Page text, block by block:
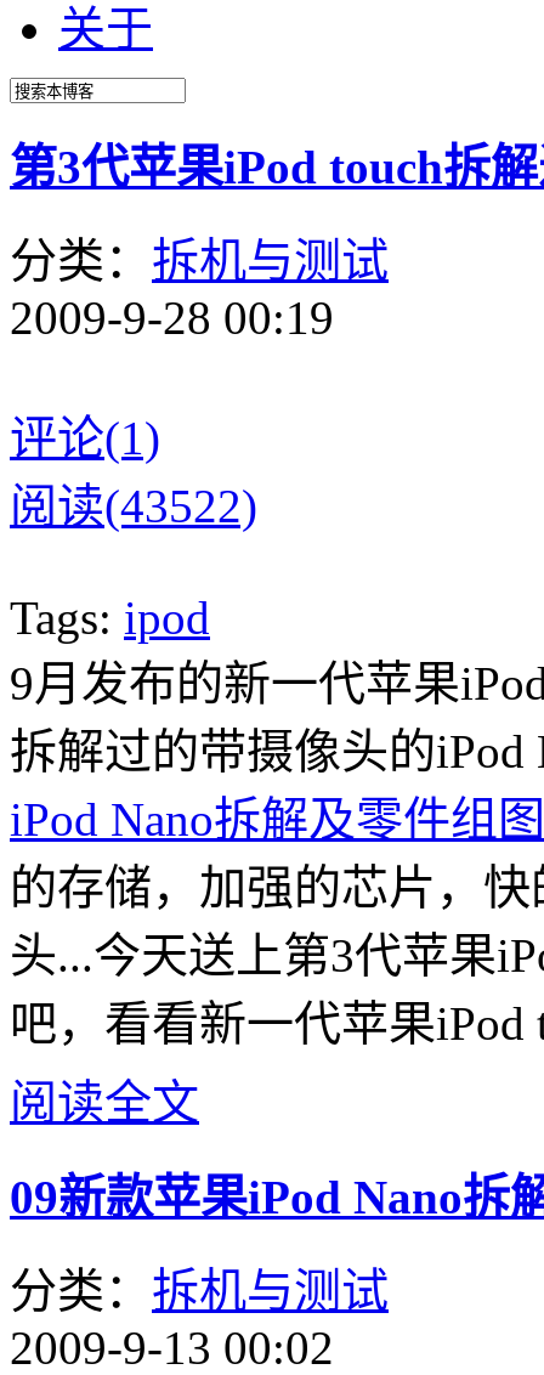
关于
第3代苹果iPod touch拆
分类： 拆机与测试
2009-9-28 00:19
评论(1)
阅读(43522)
Tags: ipod
9月发布的新一代苹果
拆解过的带摄像头的iPod
iPod Nano拆解及零件组图
的存储，加强的芯片，
头...今天送上第3代苹果
吧，看看新一代苹果iPod
阅读全文
09新款苹果iPod Nano拆
分类： 拆机与测试
2009-9-13 00:02